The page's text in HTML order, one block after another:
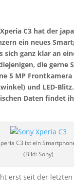
C3 hat der
ein neues
sich ganz klar an
die gerne
5 MP
und LED-
Daten findet
C3 ist ein
(Bild: Sony)
erst seit der letzten